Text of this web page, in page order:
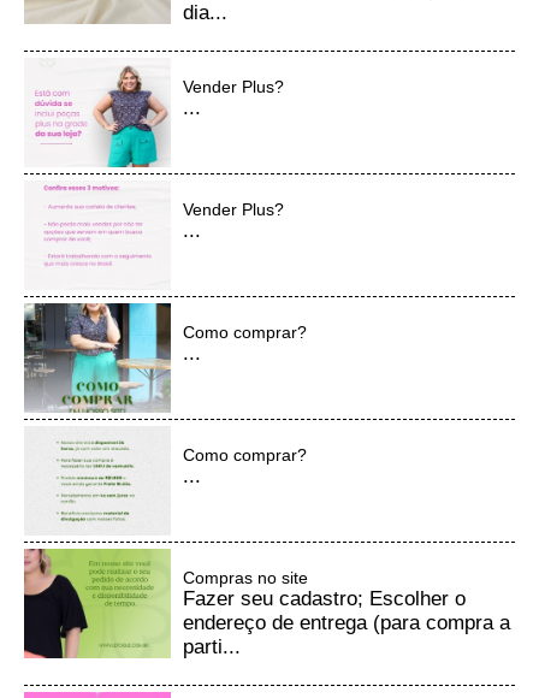
dia...
Vender Plus?
...
Vender Plus?
...
Como comprar?
...
Como comprar?
...
Compras no site
Fazer seu cadastro; Escolher o
endereço de entrega (para compra a
parti...